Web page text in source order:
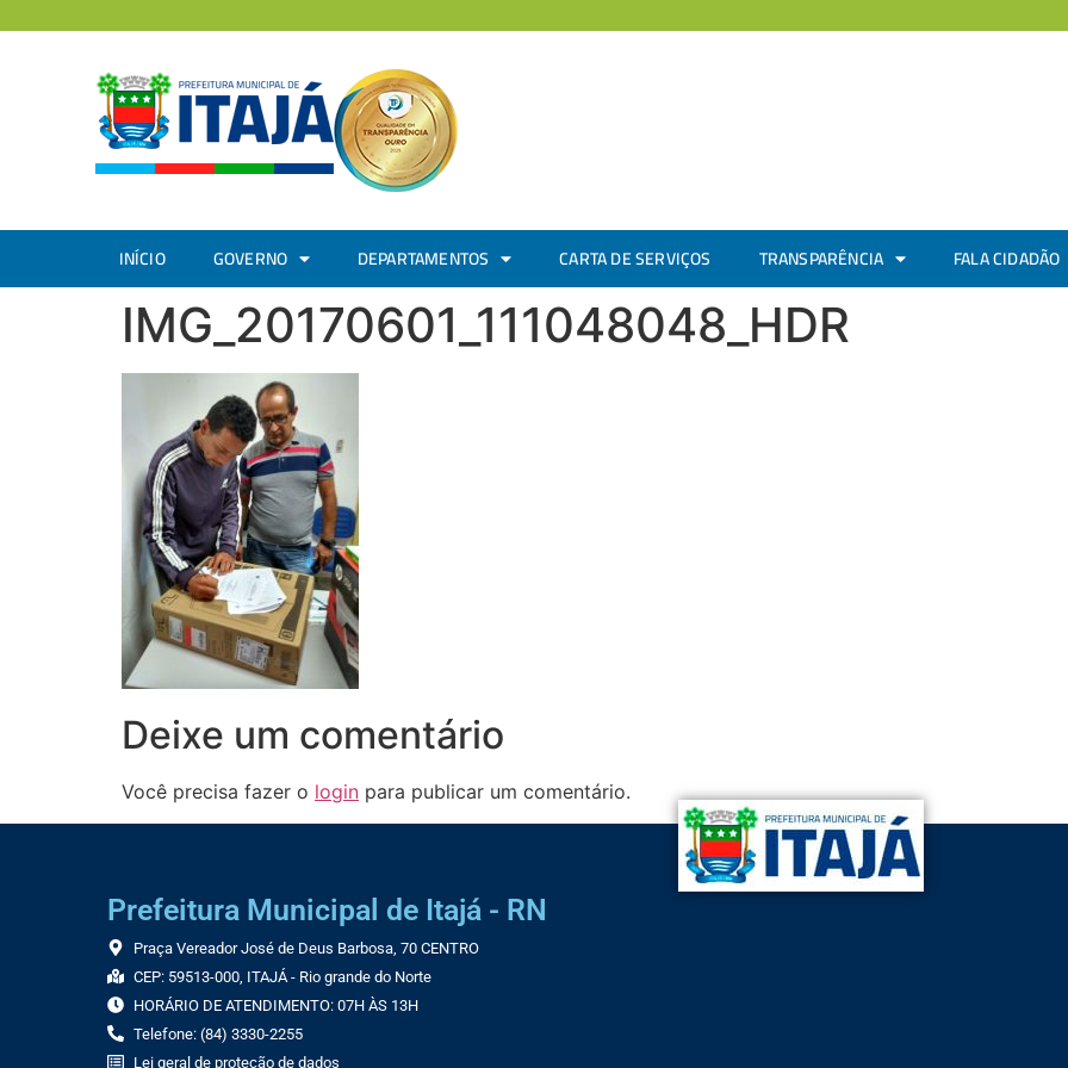
INÍCIO GOVERNO DEPARTAMENTOS CARTA DE SERVIÇOS TRANSPARÊNCIA FALA CIDADÃO
IMG_20170601_111048048_HDR
Deixe um comentário
Você precisa fazer o login para publicar um comentário.
Prefeitura Municipal de Itajá - RN
Praça Vereador José de Deus Barbosa, 70 CENTRO
CEP: 59513-000, ITAJÁ - Rio grande do Norte
HORÁRIO DE ATENDIMENTO: 07H ÀS 13H
Telefone: (84) 3330-2255
Lei geral de proteção de dados